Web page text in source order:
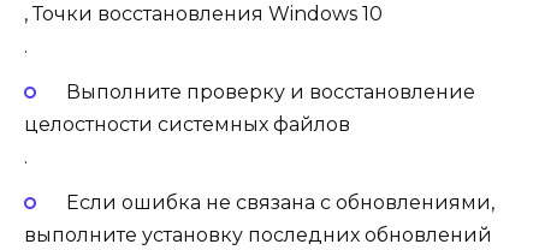
,Точки восстановления Windows 10
.
Выполните проверку и восстановление
целостности системных файлов
.
Если ошибка не связана с обновлениями,
выполните установку последних обновлений